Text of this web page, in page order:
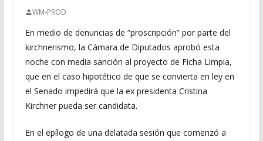
WM-PROD
En medio de denuncias de “proscripción” por parte del
kirchnerismo, la Cámara de Diputados aprobó esta
noche con media sanción al proyecto de Ficha Limpia,
que en el caso hipotético de que se convierta en ley en
el Senado impedirá que la ex presidenta Cristina
Kirchner pueda ser candidata.
En el epílogo de una delatada sesión que comenzó a